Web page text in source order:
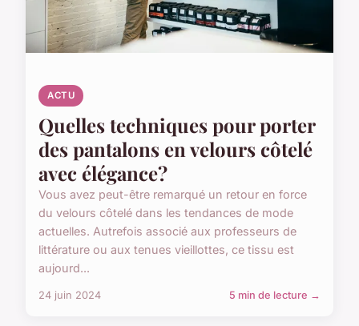
ACTU
Quelles techniques pour porter
des pantalons en velours côtelé
avec élégance?
Vous avez peut-être remarqué un retour en force
du velours côtelé dans les tendances de mode
actuelles. Autrefois associé aux professeurs de
littérature ou aux tenues vieillottes, ce tissu est
aujourd...
24 juin 2024 5 min de lecture →